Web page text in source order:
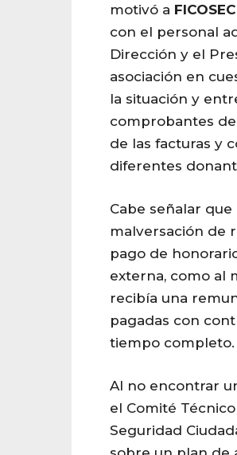
motivó a FICOSEC
con el personal
Dirección y el
asociación en
la situación y
comprobantes
de las facturas y
diferentes
Cabe señalar
malversación de
pago de
externa, como al
recibía una
pagadas con
tiempo completo.
Al no encontrar
el Comité
Seguridad